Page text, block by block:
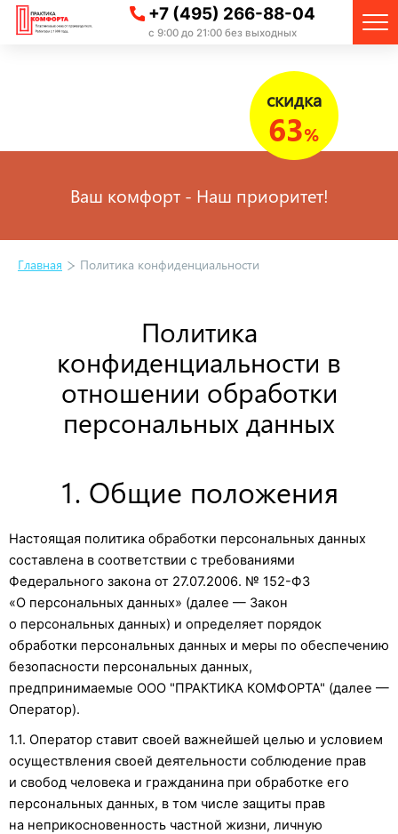
+7 (495) 266-88-04
с 9:00 до 21:00 без выходных
скидка
63%
Ваш комфорт - Наш приоритет!
Главная Политика конфиденциальности
Политика
конфиденциальности в
отношении обработки
персональных данных
1. Общие положения
Настоящая политика обработки персональных данных
составлена в соответствии с требованиями
Федерального закона от 27.07.2006. № 152-ФЗ
«О персональных данных» (далее — Закон
о персональных данных) и определяет порядок
обработки персональных данных и меры по обеспечению
безопасности персональных данных,
предпринимаемые ООО "ПРАКТИКА КОМФОРТА" (далее —
Оператор).
1.1. Оператор ставит своей важнейшей целью и условием
осуществления своей деятельности соблюдение прав
и свобод человека и гражданина при обработке его
персональных данных, в том числе защиты прав
на неприкосновенность частной жизни, личную